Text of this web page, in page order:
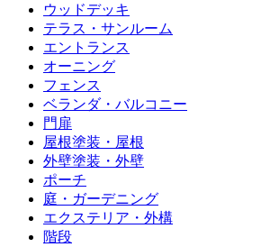
ウッドデッキ
テラス・サンルーム
エントランス
オーニング
フェンス
ベランダ・バルコニー
門扉
屋根塗装・屋根
外壁塗装・外壁
ポーチ
庭・ガーデニング
エクステリア・外構
階段